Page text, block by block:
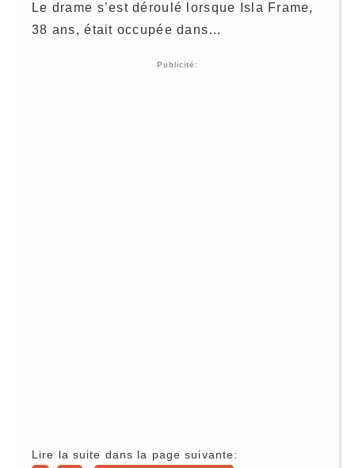
Le drame s’est déroulé lorsque Isla Frame,
38 ans, était occupée dans…
Publicité:
Lire la suite dans la page suivante: